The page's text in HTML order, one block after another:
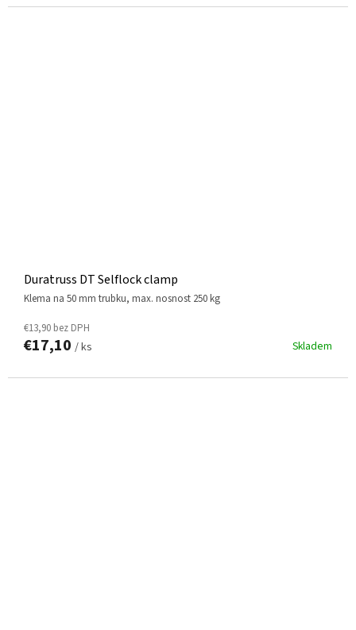
Duratruss DT Selflock clamp
klema na 50 mm trubku, max. nosnost 250 kg
Skladem
€13,90 bez DPH
€17,10 / ks